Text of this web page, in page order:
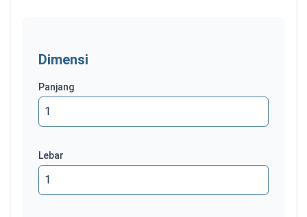
Dimensi
Panjang
Lebar